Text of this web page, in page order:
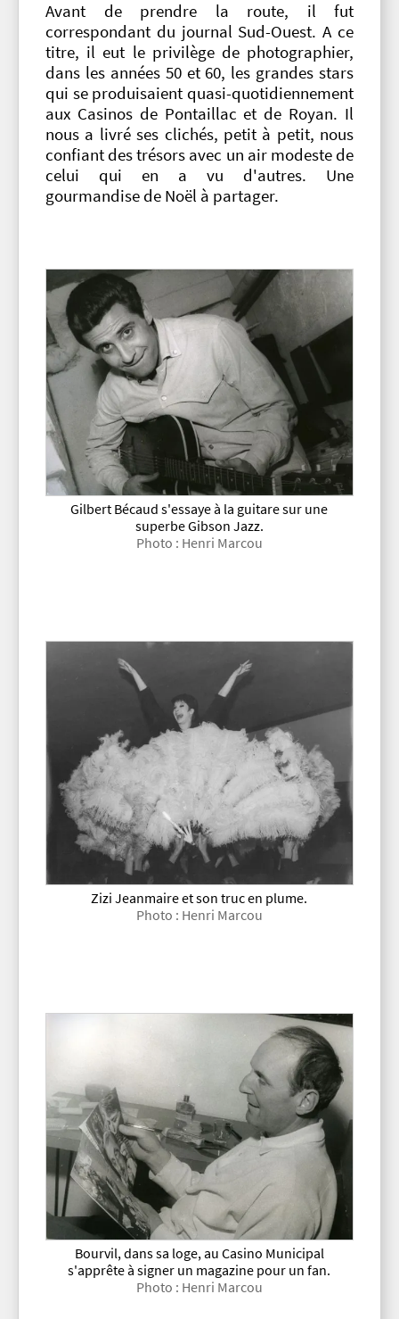
Avant de prendre la route, il fut
correspondant du journal Sud-Ouest. A ce
titre, il eut le privilège de photographier,
dans les années 50 et 60, les grandes stars
qui se produisaient quasi-quotidiennement
aux Casinos de Pontaillac et de Royan. Il
nous a livré ses clichés, petit à petit, nous
confiant des trésors avec un air modeste de
celui qui en a vu d'autres. Une
gourmandise de Noël à partager.
Gilbert Bécaud s'essaye à la guitare sur une
superbe Gibson Jazz.
Photo : Henri Marcou
Zizi Jeanmaire et son truc en plume.
Photo : Henri Marcou
Bourvil, dans sa loge, au Casino Municipal
s'apprête à signer un magazine pour un fan.
Photo : Henri Marcou